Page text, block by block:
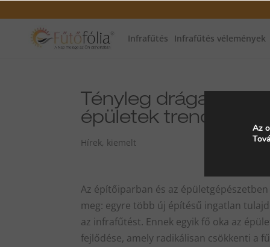
Infrafűtés Infrafűtés vélemények
Tényleg drága az
épületek trendjei és
Hírek, kiemelt
Az építőiparban és az
meg: egyre több új építésű ingatlan
az infrafűtést. Ennek egyik fő oka az
fejlődése, amely radikálisan csökkenti a
Az